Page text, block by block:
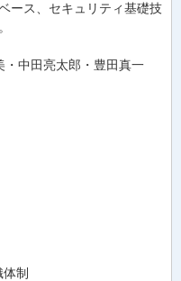
ース、セキュリティ基礎技
中田亮太郎・豊田真一
制